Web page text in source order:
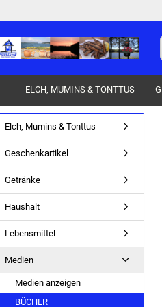
ELCH, MUMINS & TONTTUS
Pflege & Sauna anzeigen
PFLEGE
SAUNA
Elch, Mumins & Tonttus
Geschenkartikel
Getränke
Haushalt
Lebensmittel
Medien
Medien anzeigen
BÜCHER